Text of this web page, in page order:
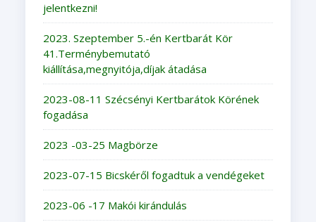
jelentkezni!
2023. Szeptember 5.-én Kertbarát Kör
41.Terménybemutató
kiállítása,megnyitója,díjak átadása
2023-08-11 Szécsényi Kertbarátok Körének
fogadása
2023 -03-25 Magbörze
2023-07-15 Bicskéről fogadtuk a vendégeket
2023-06 -17 Makói kirándulás